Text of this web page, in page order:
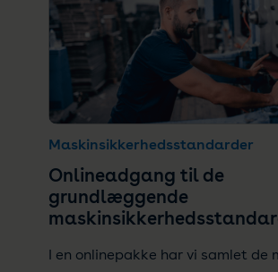
Maskinsikkerhedsstandarder
Onlineadgang til de
grundlæggende
I en onlinepakke har vi samlet de